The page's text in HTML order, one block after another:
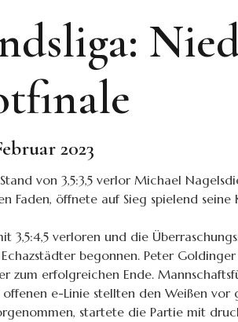
2023
von 3,5:3,5 verlor Michael
Faden, öffnete auf Sieg spielend
3,5:4,5 verloren und die
begonnen. Peter
zum erfolgreichen Ende.
e-Linie stellten den Weißen vor
startete die Partie mit